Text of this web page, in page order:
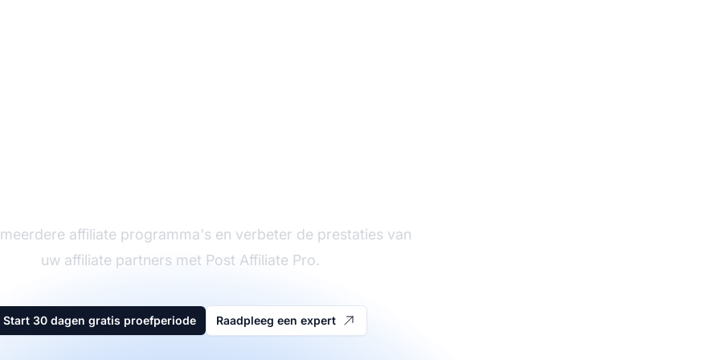
affiliate programma's en verbeter de prestaties van
uw affiliate partners met Post Affiliate Pro.
Start 30 dagen gratis proefperiode Raadpleeg een expert